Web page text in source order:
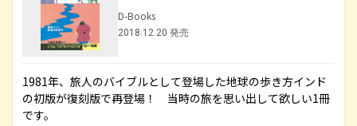
D-Books
2018.12.20 発売
1981年、旅人のバイブルとして登場した地球の歩き方インド
の初版が復刻版で再登場！ 当時の旅を思い出して欲しい1冊
です。